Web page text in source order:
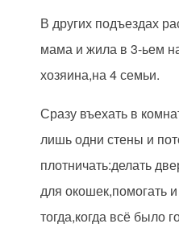
В других подъездах
мама и жила в 3-ьем
хозяина,на 4 семьи.
Сразу въехать в
лишь одни стены и
плотничать:делать
для окошек,помогать
тогда,когда всё было